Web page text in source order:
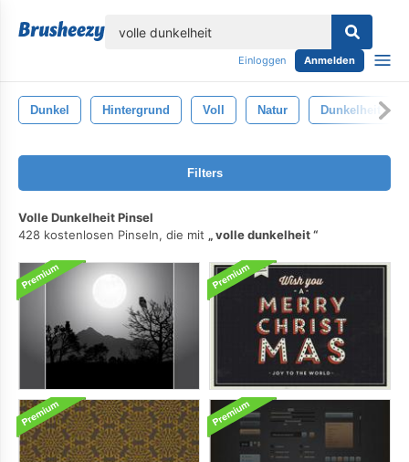
Einloggen Anmelden
Dunkel Hintergrund Voll Natur Dunkelheit
Filters
Volle Dunkelheit Pinsel
428 kostenlosen Pinseln, die mit
volle dunkelheit